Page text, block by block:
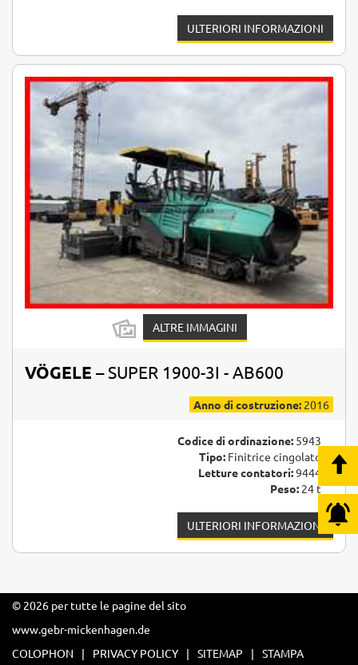
ULTERIORI INFORMAZIONI
ALTRE IMMAGINI
VÖGELE – SUPER 1900-3I - AB600
Anno di costruzione: 2016
Codice di ordinazione: 5943
Tipo: Finitrice cingolato
Letture contatori:9444
Peso: 24 t
ULTERIORI INFORMAZIONI
© 2026 per tutte le pagine del sito
www.gebr-mickenhagen.de
COLOPHON
PRIVACY POLICY SITEMAP STAMPA